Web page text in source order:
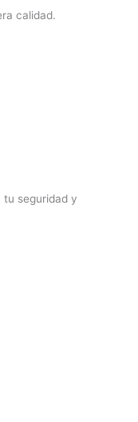
calidad.
tu seguridad y